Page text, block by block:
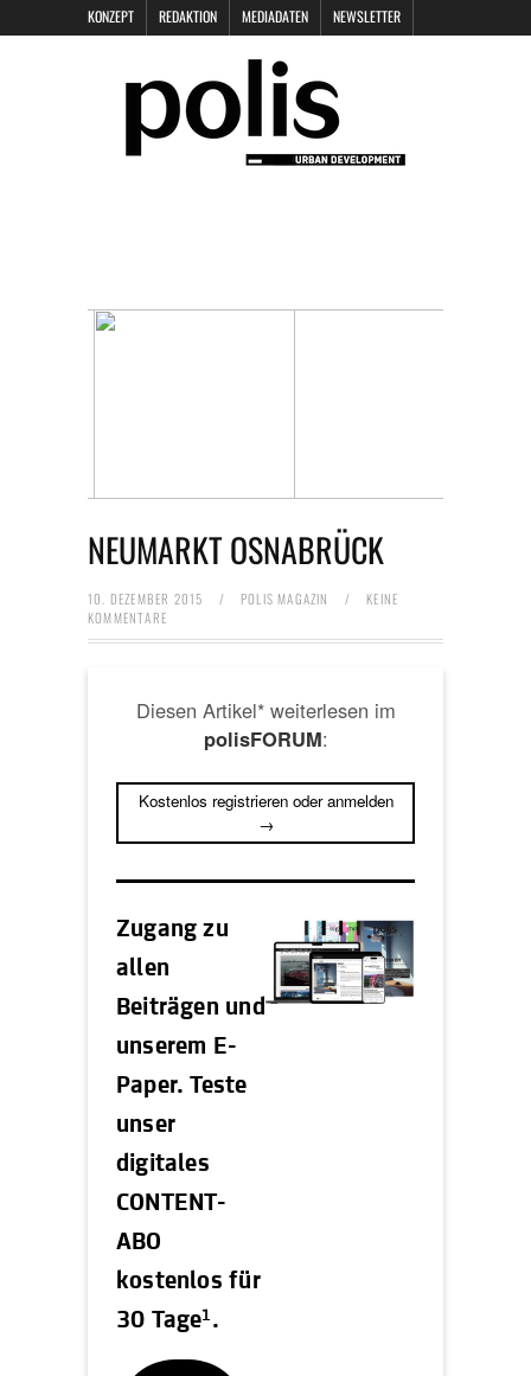
KONZEPT REDAKTION MEDIADATEN NEWSLETTER
DATENSCHUTZ
NEUMARKT OSNABRÜCK
10. DEZEMBER 2015 / POLIS MAGAZIN /
KEINE
KOMMENTARE
Diesen Artikel* weiterlesen im
polisFORUM:
Kostenlos registrieren oder anmelden
→
Zugang zu
allen
Beiträgen und
unserem E-
Paper. Teste
unser
digitales
CONTENT-
ABO
kostenlos für
30 Tage1 .